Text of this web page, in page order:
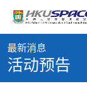
content
content
start
最新消息
活动预告